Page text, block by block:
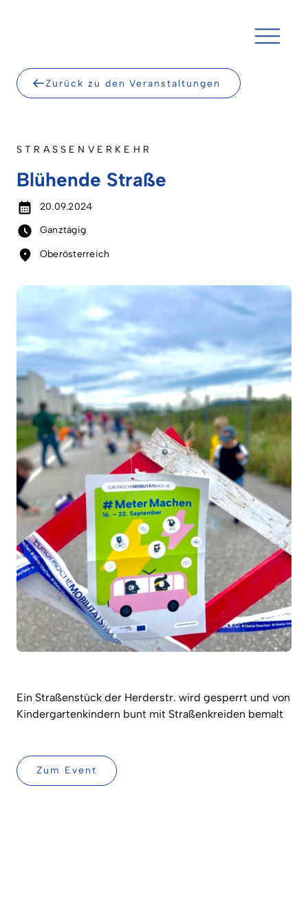
Zurück zu den Veranstaltungen
STRASSENVERKEHR
Blühende Straße
20.09.2024
Ganztägig
Oberösterreich
Ein Straßenstück der Herderstr. wird gesperrt und von
Kindergartenkindern bunt mit Straßenkreiden bemalt
Zum Event